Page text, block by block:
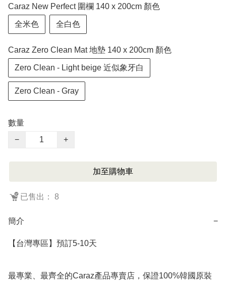
Caraz New Perfect 圍欄 140 x 200cm 顏色
全米色 全白色
Caraz Zero Clean Mat 地墊 140 x 200cm 顏色
Zero Clean - Light beige 近似象牙白
Zero Clean - Gray
數量
−
+
加至購物車
已售出： 8
簡介 −
【台灣專區】預訂5-10天
最專業、最齊全的Caraz產品專賣店，保證100%韓國原裝